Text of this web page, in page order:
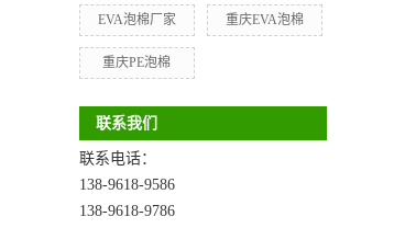
EVA泡棉厂家 重庆EVA泡棉
重庆PE泡棉
联系我们
联系电话：
138-9618-9586
138-9618-9786